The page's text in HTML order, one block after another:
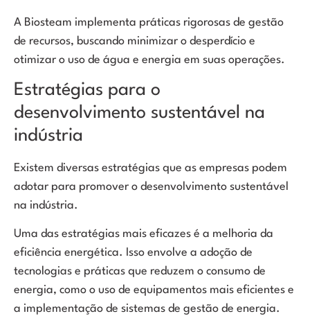
A Biosteam implementa práticas rigorosas de gestão
de recursos, buscando minimizar o desperdício e
otimizar o uso de água e energia em suas operações.
Estratégias para o
desenvolvimento sustentável na
indústria
Existem diversas estratégias que as empresas podem
adotar para promover o desenvolvimento sustentável
na indústria.
Uma das estratégias mais eficazes é a melhoria da
eficiência energética. Isso envolve a adoção de
tecnologias e práticas que reduzem o consumo de
energia, como o uso de equipamentos mais eficientes e
a implementação de sistemas de gestão de energia.